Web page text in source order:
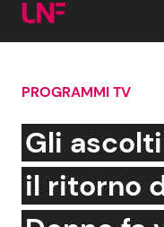
Cerca:
News e Cronaca
Attualità Italiana
PROGRAMMI TV
Gli
il ritorno